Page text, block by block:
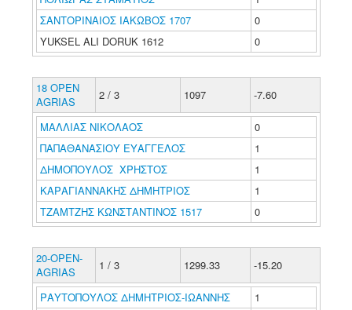
ΣΑΝΤΟΡΙΝΑΙΟΣ ΙΑΚΩΒΟΣ 1707
0
YUKSEL ALI DORUK 1612
0
18 OPEN
AGRIAS
2 / 3 1097 -7.60
ΜΑΛΛΙΑΣ ΝΙΚΟΛΑΟΣ
0
ΠΑΠΑΘΑΝΑΣΙΟΥ ΕΥΑΓΓΕΛΟΣ
1
ΔΗΜΟΠΟΥΛΟΣ ΧΡΗΣΤΟΣ
1
ΚΑΡΑΓΙΑΝΝΑΚΗΣ ΔΗΜΗΤΡΙΟΣ
1
ΤΖΑΜΤΖΗΣ ΚΩΝΣΤΑΝΤΙΝΟΣ 1517
0
20-OPEN-
AGRIAS
1 / 3 1299.33 -15.20
ΡΑΥΤΟΠΟΥΛΟΣ ΔΗΜΗΤΡΙΟΣ-ΙΩΑΝΝΗΣ
1